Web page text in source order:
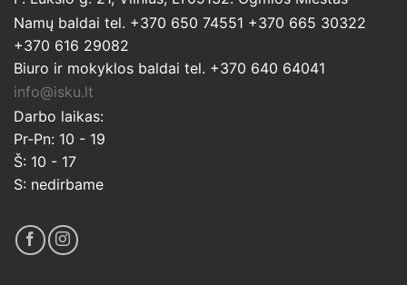
Namų baldai tel. +370 650 74551 +370 665 30322
+370 616 29082
Biuro ir mokyklos baldai tel. +370 640 64041
info@isku.lt
Darbo laikas:
Pr-Pn: 10 - 19
Š: 10 - 17
S: nedirbame